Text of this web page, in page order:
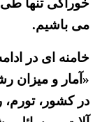
می باشیم.
خامنه ای در
«آمار و میزان
در کشور،